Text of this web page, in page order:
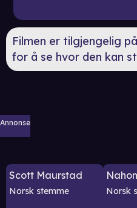
Filmen er tilgjengelig
for å se hvor den kan
Annonse
Scott Maurstad
Norsk stemme Norsk